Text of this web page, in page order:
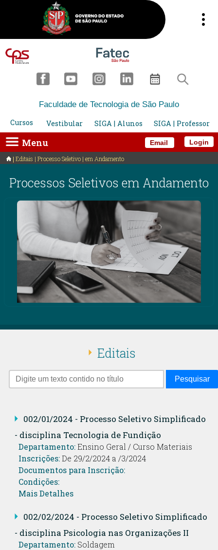
Email
Faculdade de Tecnologia de São Paulo
Cursos
Vestibular SIGA | Alunos SIGA | Professor
Menu Login
Editais | Processo Seletivo | em Andamento
Processos Seletivos em Andamento
Editais
Pesquisar
002/01/2024 - Processo Seletivo Simplificado
- disciplina Tecnologia de Fundição
Departamento:Ensino Geral / Curso Materiais
Inscrições:De 29/2/2024 a /3/2024
Documentos para Inscrição:
Condições:
Mais Detalhes
002/02/2024 - Processo Seletivo Simplificado
- disciplina Psicologia nas Organizações II
Departamento: Soldagem